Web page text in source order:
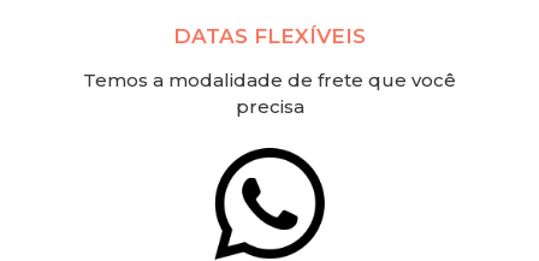
DATAS FLEXÍVEIS
Temos a modalidade de frete que você
precisa